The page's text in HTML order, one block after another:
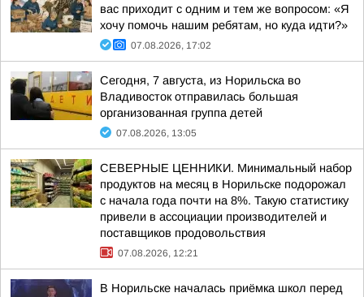
вас приходит с одним и тем же вопросом: «Я
хочу помочь нашим ребятам, но куда идти?»
07.08.2026, 17:02
Сегодня, 7 августа, из Норильска во
Владивосток отправилась большая
организованная группа детей
07.08.2026, 13:05
СЕВЕРНЫЕ ЦЕННИКИ. Минимальный набор
продуктов на месяц в Норильске подорожал
с начала года почти на 8%. Такую статистику
привели в ассоциации производителей и
поставщиков продовольствия
07.08.2026, 12:21
В Норильске началась приёмка школ перед